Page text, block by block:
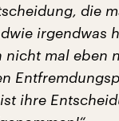
die
irgendwas
nicht mal eben
ihre